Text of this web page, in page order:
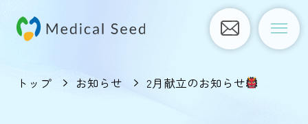
トップ お知らせ 2月献立のお知らせ